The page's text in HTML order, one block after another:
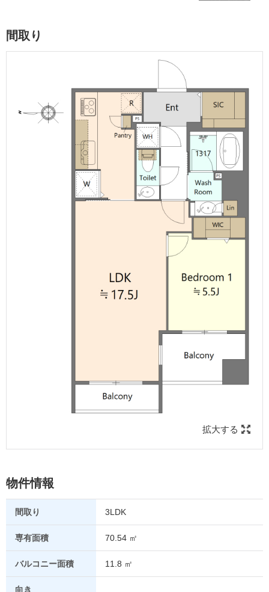
間取り
拡大する
物件情報
間取り 3LDK
専有面積 70.54 ㎡
バルコニー面積 11.8 ㎡
向き